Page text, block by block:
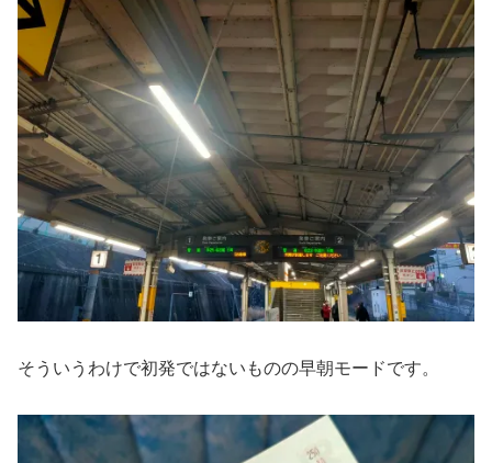
そういうわけで初発ではないものの早朝モードです。